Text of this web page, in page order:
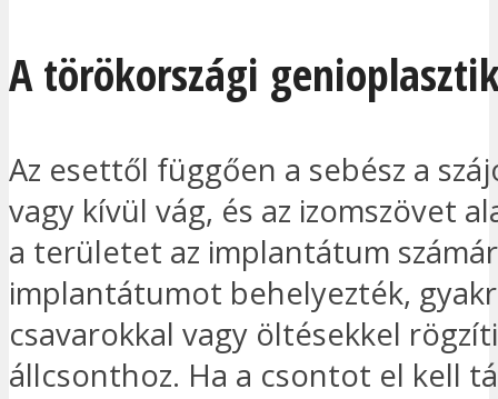
A törökországi
Az esettől függően a sebész a
vagy kívül vág, és az izomszövet
a területet az implantátum
implantátumot behelyezték,
csavarokkal vagy öltésekkel
állcsonthoz. Ha a csontot el kell